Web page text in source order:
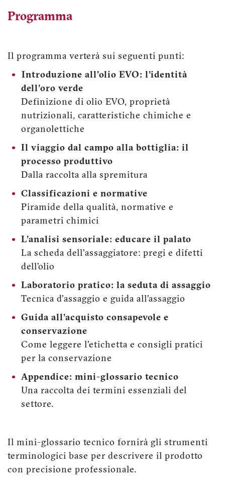
Programma
Il programma verterà sui seguenti punti:
Introduzione all'olio EVO: l'identità
dell'oro verde
Definizione di olio EVO, proprietà
nutrizionali, caratteristiche chimiche e
organolettiche
Il viaggio dal campo alla bottiglia: il
processo produttivo
Dalla raccolta alla spremitura
Classificazioni e normative
Piramide della qualità, normative e
parametri chimici
L'analisi sensoriale: educare il palato
La scheda dell'assaggiatore: pregi e difetti
dell’olio
Laboratorio pratico: la seduta di assaggio
Tecnica d'assaggio e guida all’assaggio
Guida all'acquisto consapevole e
conservazione
Come leggere l'etichetta e consigli pratici
per la conservazione
Appendice: mini-glossario tecnico
Una raccolta dei termini essenziali del
settore.
Il mini-glossario tecnico fornirà gli strumenti
terminologici base per descrivere il prodotto
con precisione professionale.